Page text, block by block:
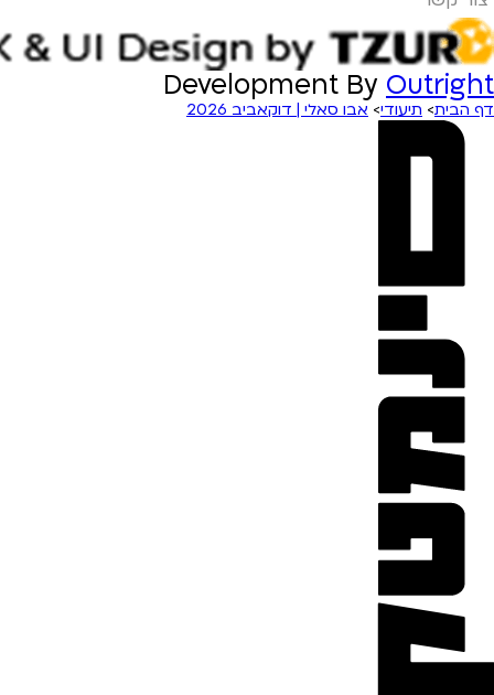
Development By Outright
דף הבית> תיעודי> אבו סאלי | דוקאביב 2026